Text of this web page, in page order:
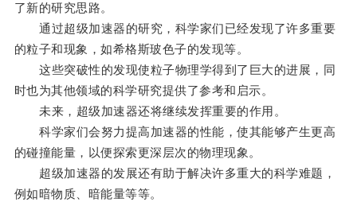
了新的研究思路。
通过超级加速器的研究，科学家们已经发现了许多重要
的粒子和现象，如希格斯玻色子的发现等。
这些突破性的发现使粒子物理学得到了巨大的进展，同
时也为其他领域的科学研究提供了参考和启示。
未来，超级加速器还将继续发挥重要的作用。
科学家们会努力提高加速器的性能，使其能够产生更高
的碰撞能量，以便探索更深层次的物理现象。
超级加速器的发展还有助于解决许多重大的科学难题，
例如暗物质、暗能量等等。